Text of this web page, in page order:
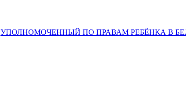
УПОЛНОМОЧЕННЫЙ ПО ПРАВАМ РЕБЁНКА В